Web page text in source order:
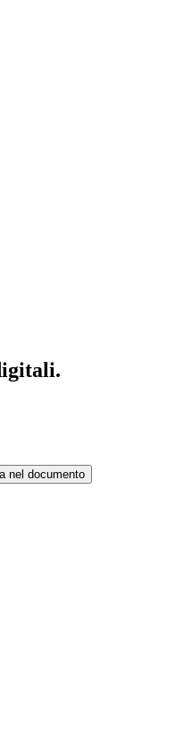
nel documento